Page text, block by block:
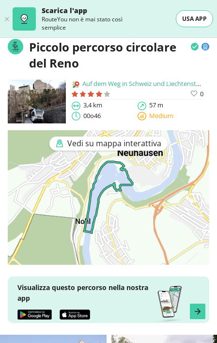
Scarica l'app
RouteYou non è mai stato così
semplice
USA APP
Piccolo percorso circolare
del Reno
Auf dem Weg in Schweiz und Liechtenstein
0
3,4 km
57 m
00o46
Medium
Vedi su mappa interattiva
Visualizza questo percorso nella nostra
app